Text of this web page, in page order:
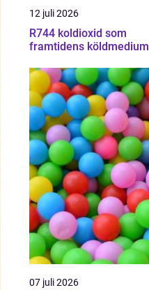
12 juli 2026
R744 koldioxid som
framtidens köldmedium
07 juli 2026